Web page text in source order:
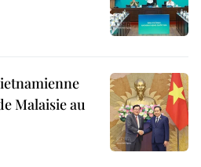
Malaisie au